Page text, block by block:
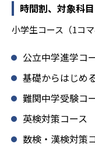
時間割、対象科
小学生コース（1コ
公立中学進学コ
基礎からはじめ
難関中学受験コ
英検対策コース
数検・漢検対策